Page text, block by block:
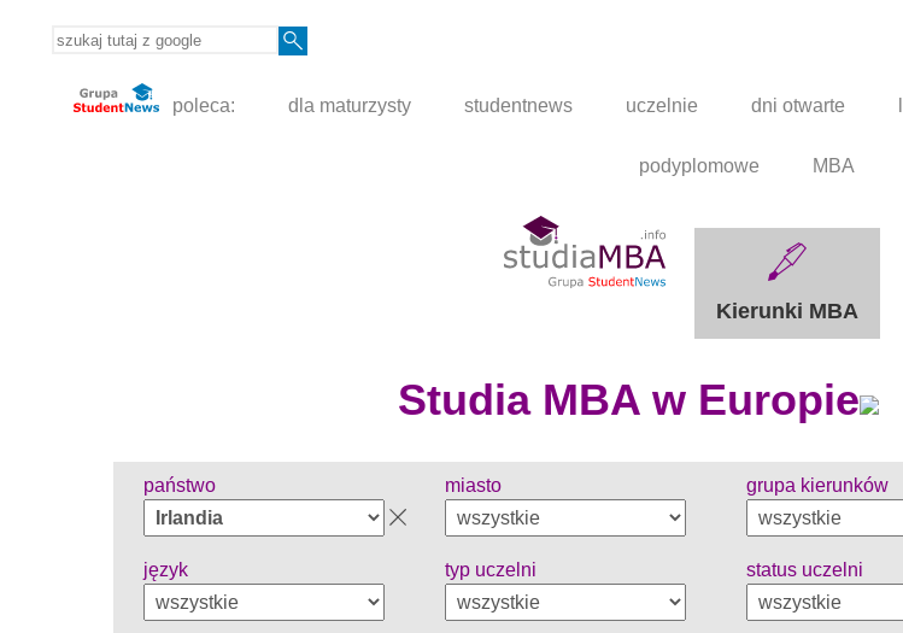
poleca: dla maturzysty studentnews uczelnie dni otwarte
podyplomowe MBA
Kierunki MBA
Studia MBA w Europie
państwo miasto grupa kierunków
język typ uczelni status uczelni